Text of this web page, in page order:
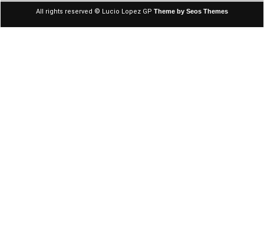
All rights reserved © Lucio Lopez GP Theme by Seos Themes